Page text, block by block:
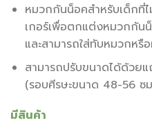
หมวกกันน็อคสำหรับเด็กที่
เกอร์เพื่อตกแต่งหมวกกัน
และสามารถใส่ทับหมวกห
สามารถปรับขนาดได้ด้วย
(รอบศีรษะขนาด 48-56 ซ
มีสินค้า